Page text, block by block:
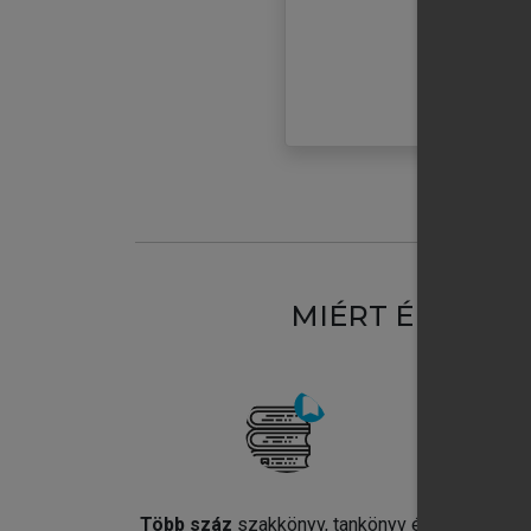
MIÉRT
Több száz szakkönyv, tankönyv és